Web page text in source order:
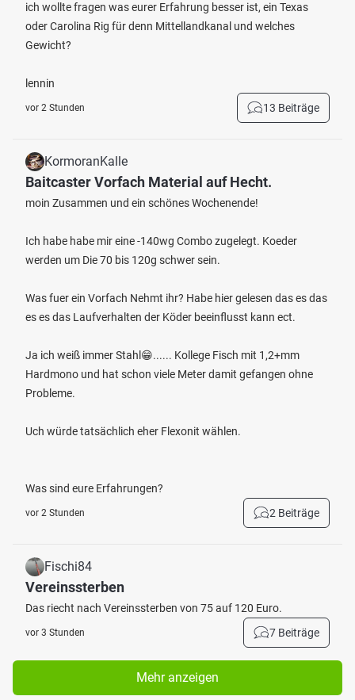
ich wollte fragen was eurer Erfahrung besser ist, ein Texas
oder Carolina Rig für denn Mittellandkanal und welches
Gewicht?
lennin
vor 2 Stunden 13 Beiträge
KormoranKalle
Baitcaster Vorfach Material auf Hecht.
moin Zusammen und ein schönes Wochenende!
Ich habe habe mir eine -140wg Combo zugelegt. Koeder
werden um Die 70 bis 120g schwer sein.
Was fuer ein Vorfach Nehmt ihr? Habe hier gelesen das es das
es es das Laufverhalten der Köder beeinflusst kann ect.
Ja ich weiß immer Stahl😁...... Kollege Fisch mit 1,2+mm
Hardmono und hat schon viele Meter damit gefangen ohne
Probleme.
Uch würde tatsächlich eher Flexonit wählen.
Was sind eure Erfahrungen?
vor 2 Stunden 2 Beiträge
Fischi84
Vereinssterben
Das riecht nach Vereinssterben von 75 auf 120 Euro.
vor 3 Stunden 7 Beiträge
Mehr anzeigen